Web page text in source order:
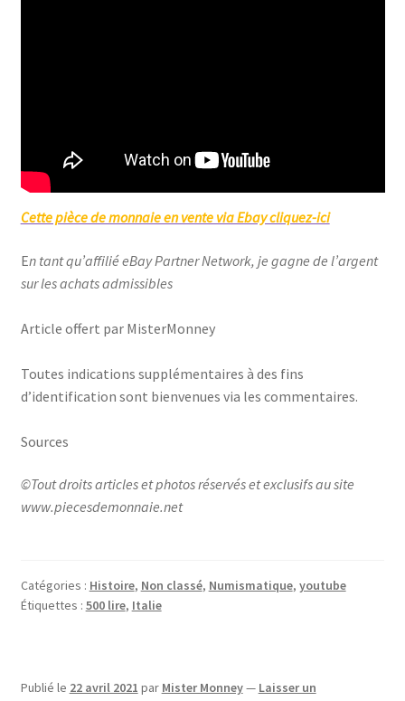
Cette pièce de monnaie en vente via Ebay cliquez-ici
En tant qu’affilié eBay Partner Network, je gagne de l’argent
sur les achats admissibles
Article offert par MisterMonney
Toutes indications supplémentaires à des fins
d’identification sont bienvenues via les commentaires.
Sources
©Tout droits articles et photos réservés et exclusifs au site
www.piecesdemonnaie.net
Catégories : Histoire, Non classé, Numismatique, youtube
Étiquettes : 500 lire, Italie
Publié le 22 avril 2021 par Mister Monney— Laisser un